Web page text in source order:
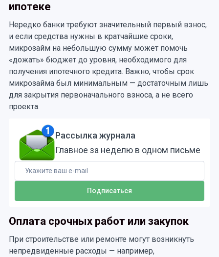
ипотеке
Нередко банки требуют значительный первый взнос,
и если средства нужны в кратчайшие сроки,
микрозайм на небольшую сумму может помочь
«дожать» бюджет до уровня, необходимого для
получения ипотечного кредита. Важно, чтобы срок
микрозайма был минимальным — достаточным лишь
для закрытия первоначального взноса, а не всего
проекта.
Рассылка журнала
Главное за неделю в одном письме
Оплата срочных работ или закупок
При строительстве или ремонте могут возникнуть
непредвиденные расходы — например,